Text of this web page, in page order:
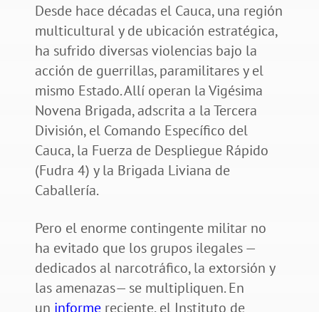
Desde hace décadas el Cauca, una región
multicultural y de ubicación estratégica,
ha sufrido diversas violencias bajo la
acción de guerrillas, paramilitares y el
mismo Estado. Allí operan la Vigésima
Novena Brigada, adscrita a la Tercera
División, el Comando Específico del
Cauca, la Fuerza de Despliegue Rápido
(Fudra 4) y la Brigada Liviana de
Caballería.
Pero el enorme contingente militar no
ha evitado que los grupos ilegales —
dedicados al narcotráfico, la extorsión y
las amenazas— se multipliquen. En
un informereciente, el Instituto de